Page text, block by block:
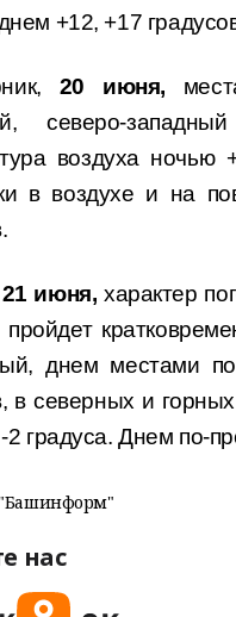
+12, +17
20 июня,
северо-
воздуха ночью
в воздухе и на
21 июня, характер
днем местами
в северных и
2 градуса. Днем по-
нас